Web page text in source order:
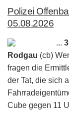
Polizei
05.08.2026
...
Rodgau (cb)
fragen die
der Tat, die sich
Cube gegen 11